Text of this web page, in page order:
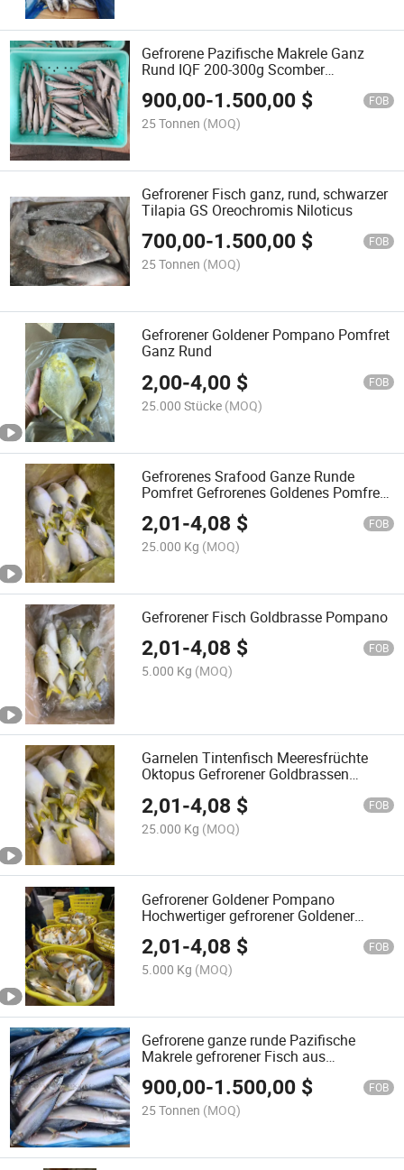
Gefrorene Pazifische Makrele Ganz
Rund IQF 200-300g Scomber
900,00-1.500,00 $ FOB
25 Tonnen (MOQ)
Gefrorener Fisch ganz, rund, schwarzer
Tilapia GS Oreochromis Niloticus
700,00-1.500,00 $ FOB
25 Tonnen (MOQ)
Gefrorener Goldener Pompano Pomfret
Ganz Rund
2,00-4,00 $ FOB
25.000 Stücke (MOQ)
Gefrorenes Srafood Ganze Runde
Pomfret Gefrorenes Goldenes Pomfret
2,01-4,08 $ FOB
25.000 Kg (MOQ)
Gefrorener Fisch Goldbrasse Pompano
2,01-4,08 $ FOB
5.000 Kg (MOQ)
Garnelen Tintenfisch Meeresfrüchte
Oktopus Gefrorener Goldbrassen
2,01-4,08 $ FOB
25.000 Kg (MOQ)
Gefrorener Goldener Pompano
Hochwertiger gefrorener Goldener
2,01-4,08 $ FOB
5.000 Kg (MOQ)
Gefrorene ganze runde Pazifische
Makrele gefrorener Fisch aus
900,00-1.500,00 $ FOB
25 Tonnen (MOQ)